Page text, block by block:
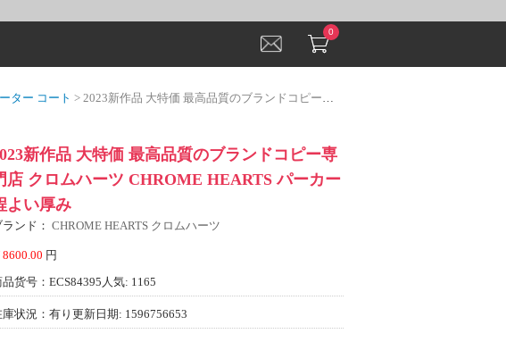
0
ター コート > 2023新作品 大特価 最高品質のブランドコピー専門店 クロムハーツ CHROME HEARTS パーカー 程よい厚み
新作品 大特価 最高品質のブランドコピー専
店 クロムハーツ CHROME HEARTS パーカー
よい厚み
ランド： CHROME HEARTS クロムハーツ
8600.00 円
品货号：ECS84395人気: 1165
庫状況：有り 更新日期: 1596756653